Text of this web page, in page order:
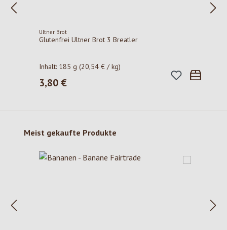
Ultner Brot
Glutenfrei Ultner Brot 3 Breatler
Inhalt: 185 g(20,54 € / kg)
Regulärer Preis:
3,80 €
Produktgalerie überspringen
Meist gekaufte Produkte